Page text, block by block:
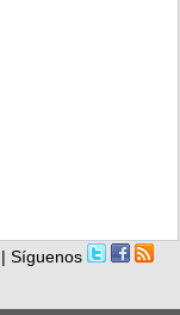
| Síguenos